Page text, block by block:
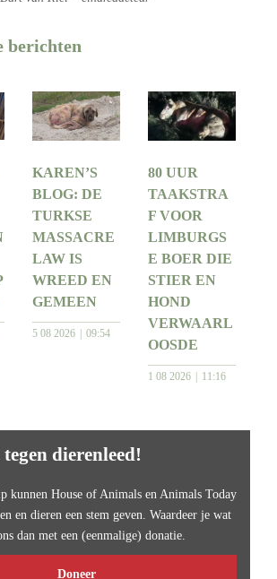
berichten
KAREN’S
BLOG: DE
TURKSE
MASSACRE
LAW IS
WREED EN
GEMEEN
5 08 2026 09:54
80 UUR
TAAKSTRA
F VOOR
LIMBURGS
E BOER DIE
STIER EN
HOND
VERWAARL
OOSDE
1 08 2026 11:16
dierenleed!
kunnen House of Animals en Animals Today
en dieren een stem geven. Waardeer je wat
dan met een (eenmalige) donatie.
Doneer